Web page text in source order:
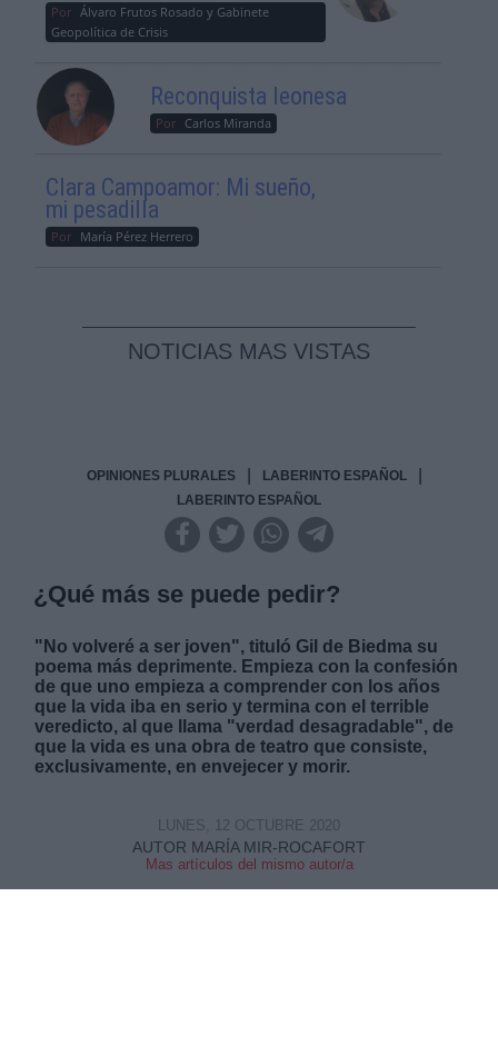
Por Álvaro Frutos Rosado y Gabinete
Geopolítica de Crisis
Reconquista leonesa
Por Carlos Miranda
Clara Campoamor: Mi sueño,
mi pesadilla
Por María Pérez Herrero
NOTICIAS MAS VISTAS
OPINIONES PLURALES LABERINTO ESPAÑOL
LABERINTO ESPAÑOL
¿Qué más se puede pedir?
"No volveré a ser joven", tituló Gil de Biedma su
poema más deprimente. Empieza con la confesión
de que uno empieza a comprender con los años
que la vida iba en serio y termina con el terrible
veredicto, al que llama "verdad desagradable", de
que la vida es una obra de teatro que consiste,
exclusivamente, en envejecer y morir.
AUTOR MARÍA MIR-ROCAFORT
Mas artículos del mismo autor/a
LUNES, 12 OCTUBRE 2020